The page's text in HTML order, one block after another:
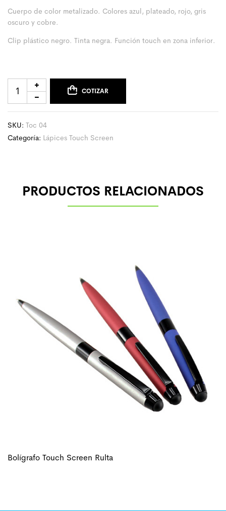
Cuerpo de color metalizado. Colores azul, plateado, rojo, gris
oscuro y cobre.
Clip plástico negro. Tinta negra. Función touch en zona inferior.
COTIZAR
SKU: Toc 04
Categoría: Lápices Touch Screen
PRODUCTOS RELACIONADOS
Bolígrafo Touch Screen Rulta